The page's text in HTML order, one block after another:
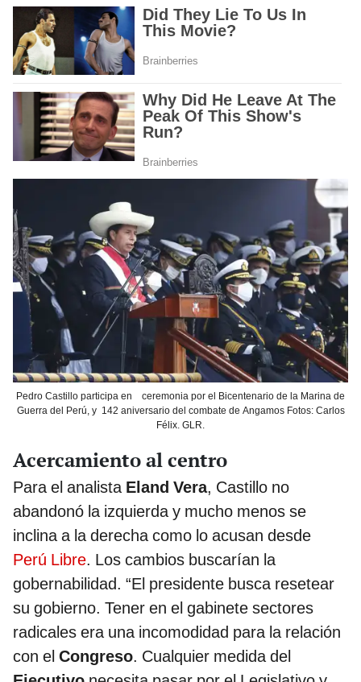
Pedro Castillo participa en ceremonia por el Bicentenario de la Marina de
Guerra del Perú, y 142 aniversario del combate de Angamos Fotos: Carlos
Félix. GLR.
Acercamiento al centro
Para el analista Eland Vera, Castillo no
abandonó la izquierda y mucho menos se
inclina a la derecha como lo acusan desde
Perú Libre. Los cambios buscarían la
gobernabilidad. “El presidente busca resetear
su gobierno. Tener en el gabinete sectores
radicales era una incomodidad para la relación
con el Congreso. Cualquier medida del